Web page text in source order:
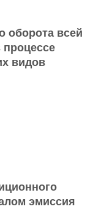
оборота всей
видов
эмиссия